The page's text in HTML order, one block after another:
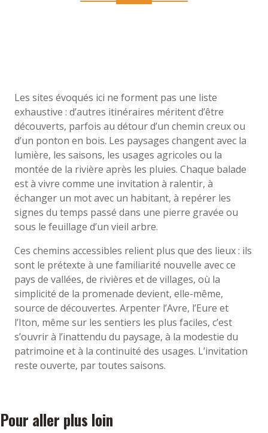
Les sites évoqués ici ne forment pas une liste
exhaustive : d’autres itinéraires méritent d’être
découverts, parfois au détour d’un chemin creux ou
d’un ponton en bois. Les paysages changent avec la
lumière, les saisons, les usages agricoles ou la
montée de la rivière après les pluies. Chaque balade
est à vivre comme une invitation à ralentir, à
échanger un mot avec un habitant, à repérer les
signes du temps passé dans une pierre gravée ou
sous le feuillage d’un vieil arbre.
Ces chemins accessibles relient plus que des lieux : ils
sont le prétexte à une familiarité nouvelle avec ce
pays de vallées, de rivières et de villages, où la
simplicité de la promenade devient, elle-même,
source de découvertes. Arpenter l’Avre, l’Eure et
l’Iton, même sur les sentiers les plus faciles, c’est
s’ouvrir à l’inattendu du paysage, à la modestie du
patrimoine et à la continuité des usages. L’invitation
reste ouverte, par toutes saisons.
Pour aller plus loin